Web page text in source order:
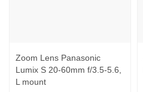
Zoom Lens Panasonic
Lumix S 20-60mm f/3.5-5.6,
L mount